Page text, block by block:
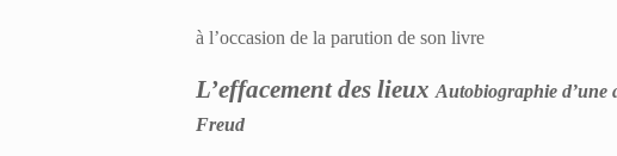
à l’occasion de la parution de son livre
L’effacement des lieuxAutobiographie d’une
Freud